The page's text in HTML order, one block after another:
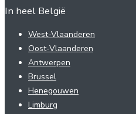
In heel België
West-Vlaanderen
Oost-Vlaanderen
Antwerpen
Brussel
Henegouwen
Limburg